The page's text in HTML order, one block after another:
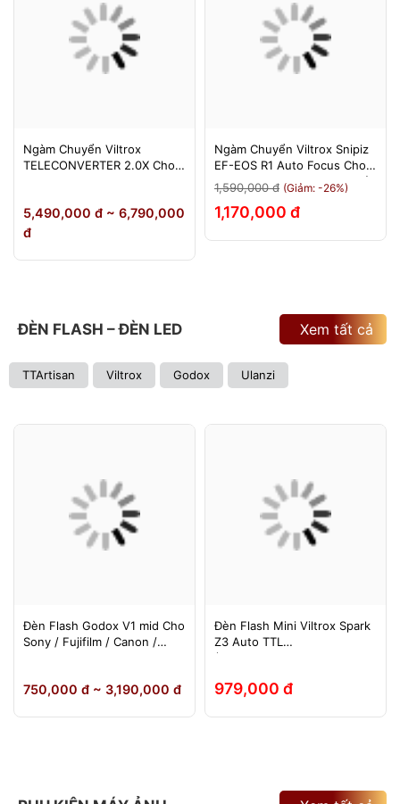
Ngàm Chuyển Viltrox
TELECONVERTER 2.0X Cho
Tháng
5,490,000 đ ~ 6,790,000
đ
Ngàm Chuyển Viltrox Snipiz
EF-EOS R1 Auto Focus Cho
Canon EOS R/RP/R5/R6 - Bảo
Hành 12 Tháng 1 Đổi 1
1,590,000 đ (Giảm: -26%)
1,170,000 đ
ĐÈN FLASH – ĐÈN LED
TTArtisan Viltrox Godox Ulanzi
Xem tất cả
Đèn Flash Godox V1 mid Cho
Sony / Fujifilm / Canon /
750,000 đ ~ 3,190,000 đ
Đèn Flash Mini Viltrox Spark
Z3 Auto TTL
(Fuji/Sony/Canon/Nikon)
979,000 đ